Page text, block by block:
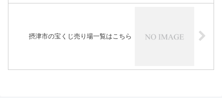
摂津市の宝くじ売り場一覧はこちら